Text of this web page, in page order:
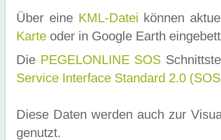
Über eine KML-Datei können
Karte oder in Google Earth
Die PEGELONLINE SOS
Service Interface Standard 2.0
Diese Daten werden auch zur
genutzt.